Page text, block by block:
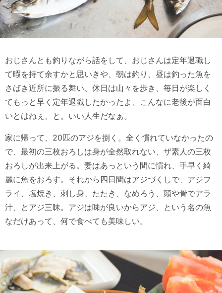
おじさんとも釣りながら話をして、おじさんは定年退職し
て暇を持て余すかと思いきや、朝は釣り、昼は釣った魚を
さばき近所に振る舞い、休日は山々を歩き、毎日が楽しく
てもっと早く定年退職したかったよ、こんなに老後が面白
いとはねぇ、と。いい人生だなぁ。
家に帰って、20匹のアジを捌く。全く慣れていなかったの
で、最初の三枚おろしは身が全然取れない、ザ素人の三枚
おろしが出来上がる。妻はあっという間に慣れ、手早く綺
麗に魚をおろす。それから四日間はアジづくしで、アジフ
ライ、塩焼き、刺し身、たたき、なめろう、頭や骨でアラ
汁、とアジ三昧。アジは味が良いからアジ、という名の魚
なだけあって、何で食べても美味しい。